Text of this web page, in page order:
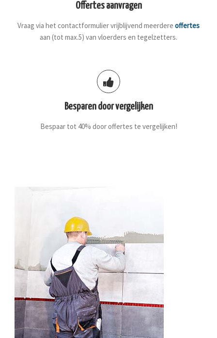
Offertes aanvragen
Vraag via het contactformulier vrijblijvend meerdere offertes
aan (tot max.5) van vloerders en tegelzetters.
Besparen door vergelijken
Bespaar tot 40% door offertes te vergelijken!